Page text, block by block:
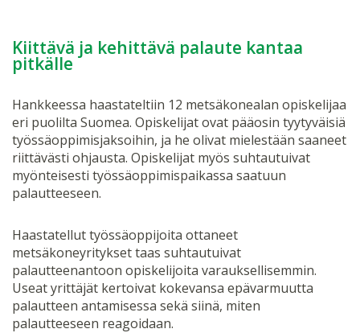
Kiittävä ja kehittävä palaute kantaa
pitkälle
Hankkeessa haastateltiin 12 metsäkonealan opiskelijaa
eri puolilta Suomea. Opiskelijat ovat pääosin tyytyväisiä
työssäoppimisjaksoihin, ja he olivat mielestään saaneet
riittävästi ohjausta. Opiskelijat myös suhtautuivat
myönteisesti työssäoppimispaikassa saatuun
palautteeseen.
Haastatellut työssäoppijoita ottaneet
metsäkoneyritykset taas suhtautuivat
palautteenantoon opiskelijoita varauksellisemmin.
Useat yrittäjät kertoivat kokevansa epävarmuutta
palautteen antamisessa sekä siinä, miten
palautteeseen reagoidaan.